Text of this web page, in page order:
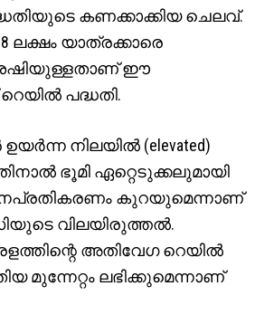
കണക്കാക്കിയ ചെലവ്.
ലക്ഷം യാത്രക്കാരെ
ഈ
പദ്ധതി.
നിലയിൽ (elevated)
ഭൂമി ഏറ്റെടുക്കലുമായി
കുറയുമെന്നാണ്
വിലയിരുത്തൽ.
അതിവേഗ റെയിൽ
മുന്നേറ്റം ലഭിക്കുമെന്നാണ്